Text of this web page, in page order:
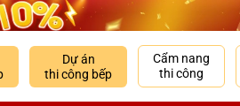
Dự án
thi công bếp
Cẩm nang
thi công